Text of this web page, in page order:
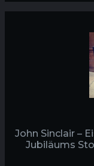
John Sinclair –
Jubiläums